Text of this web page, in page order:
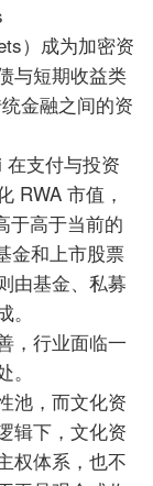
）成为加密资
与短期收益类
金融之间的资
支付与投资
RWA 市值，
于高于当前的
金和上市股票
由基金、私募
，行业面临一
池，而文化资
辑下，文化资
权体系，也不